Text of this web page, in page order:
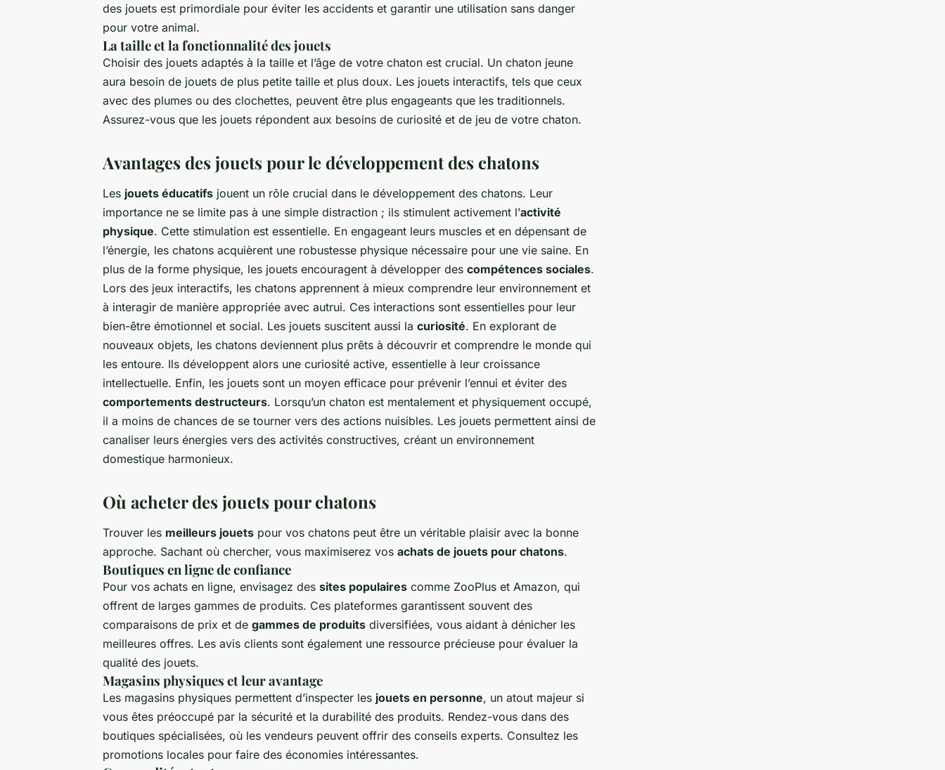
des jouets est primordiale pour éviter les accidents et garantir une utilisation sans danger
pour votre animal.
La taille et la fonctionnalité des jouets
Choisir des jouets adaptés à la taille et l’âge de votre chaton est crucial. Un chaton jeune
aura besoin de jouets de plus petite taille et plus doux. Les jouets interactifs, tels que ceux
avec des plumes ou des clochettes, peuvent être plus engageants que les traditionnels.
Assurez-vous que les jouets répondent aux besoins de curiosité et de jeu de votre chaton.
Avantages des jouets pour le développement des chatons
Les jouets éducatifs jouent un rôle crucial dans le développement des chatons. Leur
importance ne se limite pas à une simple distraction ; ils stimulent activement l’activité
physique. Cette stimulation est essentielle. En engageant leurs muscles et en dépensant de
l’énergie, les chatons acquièrent une robustesse physique nécessaire pour une vie saine. En
plus de la forme physique, les jouets encouragent à développer des compétences sociales.
Lors des jeux interactifs, les chatons apprennent à mieux comprendre leur environnement et
à interagir de manière appropriée avec autrui. Ces interactions sont essentielles pour leur
bien-être émotionnel et social. Les jouets suscitent aussi la curiosité. En explorant de
nouveaux objets, les chatons deviennent plus prêts à découvrir et comprendre le monde qui
les entoure. Ils développent alors une curiosité active, essentielle à leur croissance
intellectuelle. Enfin, les jouets sont un moyen efficace pour prévenir l’ennui et éviter des
comportements destructeurs. Lorsqu’un chaton est mentalement et physiquement occupé,
il a moins de chances de se tourner vers des actions nuisibles. Les jouets permettent ainsi de
canaliser leurs énergies vers des activités constructives, créant un environnement
domestique harmonieux.
Où acheter des jouets pour chatons
Trouver les meilleurs jouets pour vos chatons peut être un véritable plaisir avec la bonne
approche. Sachant où chercher, vous maximiserez vos achats de jouets pour chatons.
Boutiques en ligne de confiance
Pour vos achats en ligne, envisagez des sites populaires comme ZooPlus et Amazon, qui
offrent de larges gammes de produits. Ces plateformes garantissent souvent des
comparaisons de prix et de gammes de produits diversifiées, vous aidant à dénicher les
meilleures offres. Les avis clients sont également une ressource précieuse pour évaluer la
qualité des jouets.
Magasins physiques et leur avantage
Les magasins physiques permettent d’inspecter les jouets en personne, un atout majeur si
vous êtes préoccupé par la sécurité et la durabilité des produits. Rendez-vous dans des
boutiques spécialisées, où les vendeurs peuvent offrir des conseils experts. Consultez les
promotions locales pour faire des économies intéressantes.